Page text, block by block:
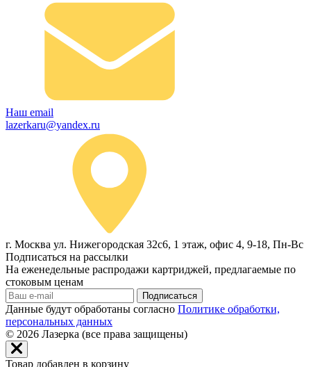
Наш email
lazerkaru@yandex.ru
г. Москва ул. Нижегородская 32с6, 1 этаж, офис 4, 9-18, Пн-Вс
Подписаться на рассылки
На еженедельные распродажи картриджей, предлагаемые по
стоковым ценам
Подписаться
Данные будут обработаны согласно Политике обработки,
персональных данных
© 2026 Лазерка (все права защищены)
Товар добавлен в корзину